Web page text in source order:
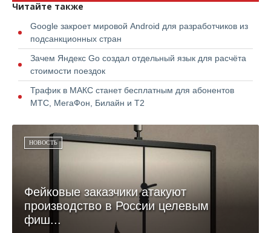
Читайте также
Google закроет мировой Android для разработчиков из
подсанкционных стран
Зачем Яндекс Go создал отдельный язык для расчёта
стоимости поездок
Трафик в МАКС станет бесплатным для абонентов
МТС, МегаФон, Билайн и Т2
НОВОСТЬ
Фейковые заказчики атакуют
производство в России целевым
фиш...